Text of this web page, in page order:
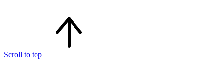
Scroll to top